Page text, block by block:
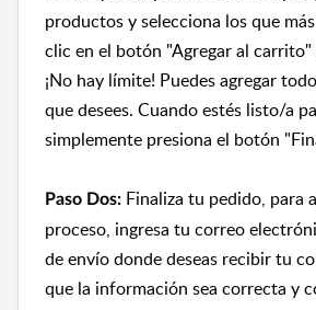
productos y selecciona los que
clic en el botón "Agregar al carrito"
¡No hay límite! Puedes agregar
que desees. Cuando estés listo/a
simplemente presiona el botón
Paso Dos: Finaliza tu pedido, para
proceso, ingresa tu correo
de envío donde deseas recibir tu
que la información sea correcta y